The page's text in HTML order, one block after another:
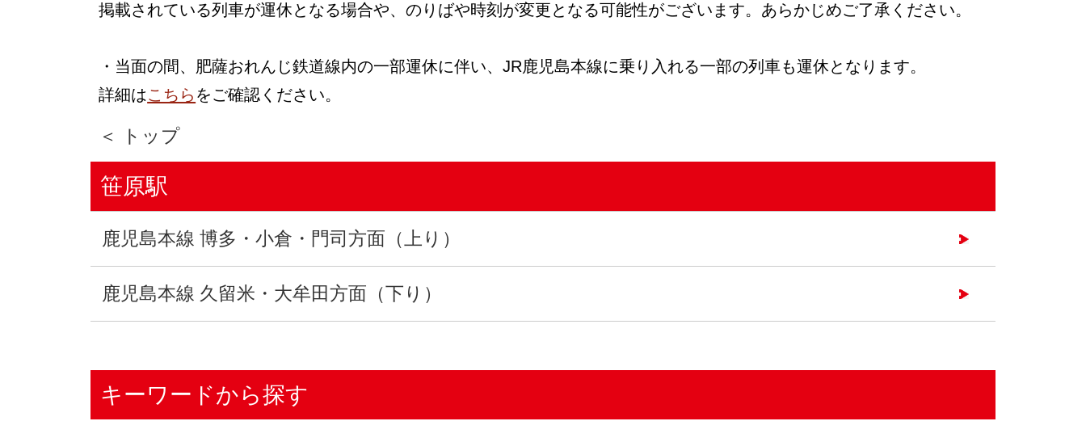
掲載されている列車が運休となる場合や、のりばや時刻が変更となる可能性がございます。あらかじめご了承ください。
・当面の間、肥薩おれんじ鉄道線内の一部運休に伴い、JR鹿児島本線に乗り入れる一部の列車も運休となります。
詳細はこちら をご確認ください。
＜ トップ
笹原駅
鹿児島本線 博多・小倉・門司方面（上り）
鹿児島本線 久留米・大牟田方面（下り）
キーワードから探す